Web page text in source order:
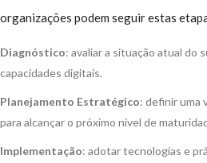
organizações podem seguir estas
Diagnóstico: avaliar a situação atual do
capacidades digitais.
Planejamento Estratégico: definir uma
para alcançar o próximo nível de
Implementação: adotar tecnologias e